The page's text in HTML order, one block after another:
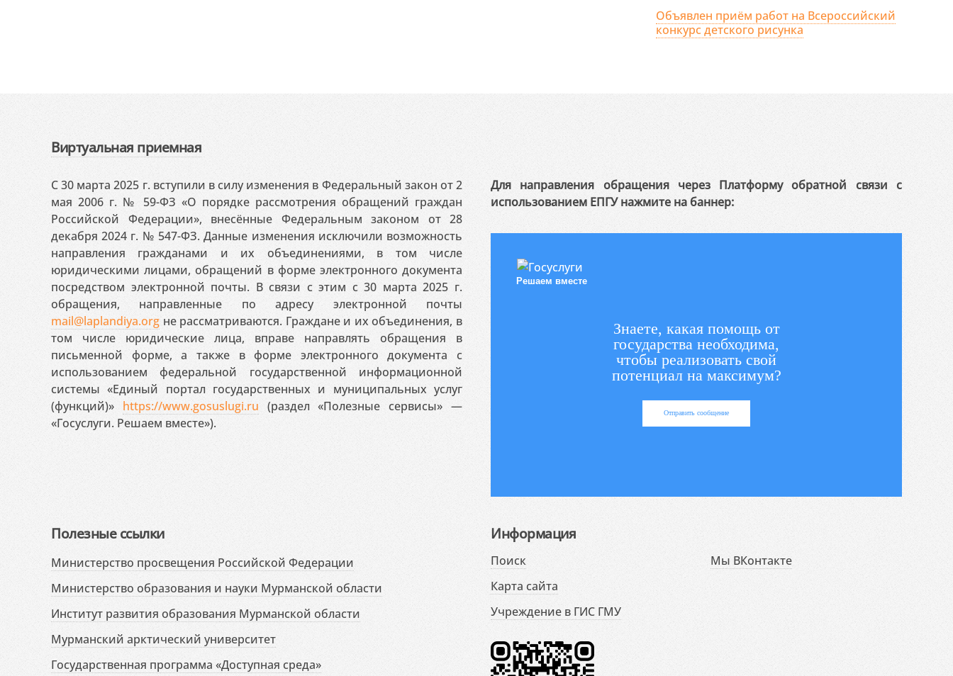
Объявлен приём работ на Всероссийский
конкурс детского рисунка
Виртуальная приемная
С 30 марта 2025 г. вступили в силу изменения в Федеральный закон от 2
мая 2006 г. № 59-ФЗ «О порядке рассмотрения обращений граждан
Российской Федерации», внесённые Федеральным законом от 28
декабря 2024 г. № 547-ФЗ. Данные изменения исключили возможность
направления гражданами и их объединениями, в том числе
юридическими лицами, обращений в форме электронного документа
посредством электронной почты. В связи с этим с 30 марта 2025 г.
обращения, направленные по адресу электронной почты
mail@laplandiya.org не рассматриваются. Граждане и их объединения, в
том числе юридические лица, вправе направлять обращения в
письменной форме, а также в форме электронного документа с
использованием федеральной государственной информационной
системы «Единый портал государственных и муниципальных услуг
(функций)» https://www.gosuslugi.ru (раздел «Полезные сервисы» —
«Госуслуги. Решаем вместе»).
Для направления обращения через Платформу обратной связи с
использованием ЕПГУ нажмите на баннер:
Решаем вместе
Знаете, какая помощь от
государства необходима,
чтобы реализовать свой
потенциал на максимум?
Отправить сообщение
Полезные ссылки
Министерство просвещения Российской Федерации
Министерство образования и науки Мурманской области
Институт развития образования Мурманской области
Мурманский арктический университет
Государственная программа «Доступная среда»
Информация
Поиск
Карта сайта
Учреждение в ГИС ГМУ
Мы ВКонтакте